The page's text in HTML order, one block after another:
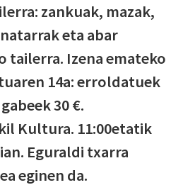
zankuak, mazak,
eta abar
tailerra. Izena emateko
14a: erroldatuek
30 €.
Kultura. 11:00etatik
Eguraldi txarra
eginen da.